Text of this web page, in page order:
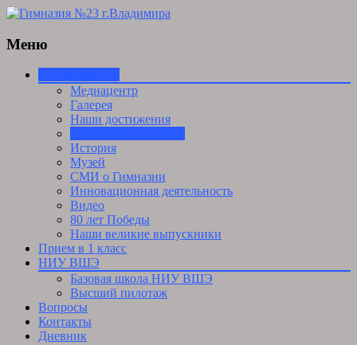
Меню
Skip
Медиацентр
Галерея
Наши достижения
История
Музей
СМИ о Гимназии
Инновационная деятельность
Видео
80 лет Победы
Наши великие выпускники
Прием в 1 класс
НИУ ВШЭ
Базовая школа НИУ ВШЭ
Высший пилотаж
Вопросы
Контакты
Дневник